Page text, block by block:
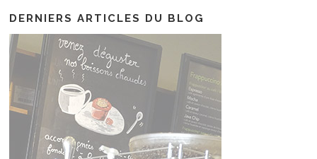
DERNIERS ARTICLES DU BLOG